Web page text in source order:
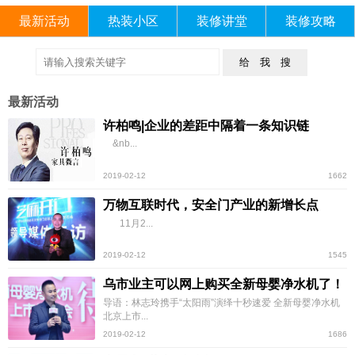
最新活动 热装小区 装修讲堂 装修攻略
给 我 搜
最新活动
许柏鸣|企业的差距中隔着一条知识链
&nb...
2019-02-12 1662
万物互联时代，安全门产业的新增长点
11月2...
2019-02-12 1545
乌市业主可以网上购买全新母婴净水机了！
导语：林志玲携手“太阳雨”演绎十秒速爱 全新母婴净水机
北京上市...
2019-02-12 1686